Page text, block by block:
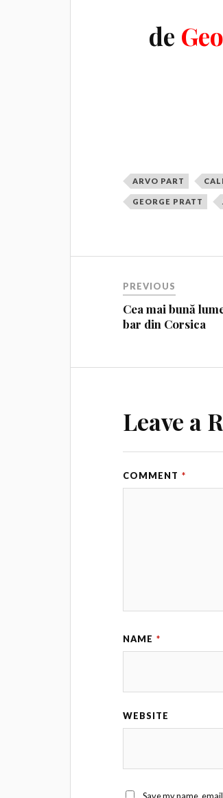
de
ARVO PART
GEORGE PRATT
PREVIOUS
Cea mai bună
bar din Corsica
Leave a
COMMENT *
NAME *
WEBSITE
Save my name,